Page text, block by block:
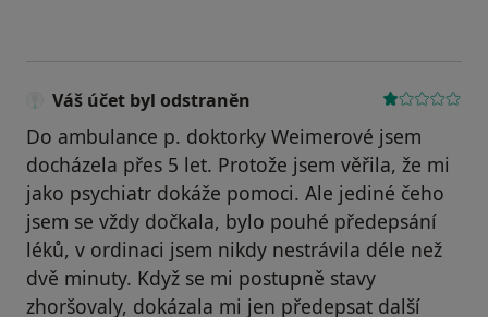
Váš účet byl odstraněn
Do ambulance p. doktorky Weimerové jsem
docházela přes 5 let. Protože jsem věřila, že mi
jako psychiatr dokáže pomoci. Ale jediné čeho
jsem se vždy dočkala, bylo pouhé předepsání
léků, v ordinaci jsem nikdy nestrávila déle než
dvě minuty. Když se mi postupně stavy
zhoršovaly, dokázala mi jen předepsat další